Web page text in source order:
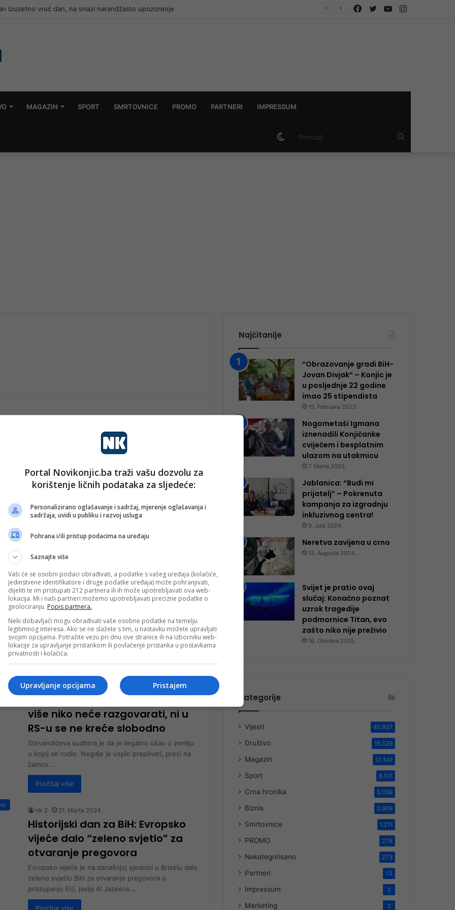
izuzetno vruć dan, na snazi narandžasto upozorenje YouTube
Twitter
Facebook
MAGAZIN SPORT SMRTOVNICE PROMO PARTNERI IMPRESSUM
Switch
1. Septembra 2025.
Severina u Briselu govorila o
zahtjev za institucije EU
slovenskim Institutom “8. mart” predala Evropskoj
komisiji potpise Evropske građanske inicijative…
Pročitaj više
nk 2 11. Aprila 2025.
Brisel gluh na molbe iz BiH:
EUFOR neće hapsiti odbjeglog
vođu bosanskih Srba
Molbe iz Bosne i Hercegovine za pomoć vojnika EU u
hapšenju jednog od vodećih srpskih političara pale su
na gluhe…
nk 1 19. Marta 2025.
Konaković iz Brisela: S Dodikom
više niko neće razgovarati, ni u
RS-u se ne kreće slobodno
Stevandićeva sudbina je da je ilegalno ušao u zemlju
u kojoj se rodio. Negdje je uspio preplivati, preći na
čamcu…
Pročitaj više
nk 2 21. Marta 2024.
Historijski dan za BiH: Evropsko
vijeće dalo “zeleno svjetlo” za
otvaranje pregovora
Evropsko vijeće je na današnjoj sjednici u Briselu dalo
zeleno svjetlo BiH za otvaranje pregovora o
pristupanju EU, javlja Al Jazeera.…
Pročitaj više
Najčitanije
“Obrazovanje gradi BiH-
Jovan Divjak“ – Konjic je
u posljednje 22 godine
imao 25 ​​stipendista
15. Februara 2023.
Nogometaši Igmana
iznenadili Konjičanke
cvijećem i besplatnim
ulazom na utakmicu
7. Marta 2025.
Jablanica: “Budi mi
prijatelj” – Pokrenuta
kampanja za izgradnju
inkluzivnog centra!
9. Jula 2024.
Neretva zavijena u crno
13. Augusta 2024.
Svijet je pratio ovaj
slučaj: Konačno poznat
uzrok tragedije
podmornice Titan, evo
zašto niko nije preživio
16. Oktobra 2025.
Kategorije
Vijesti 45.937
Društvo 18.529
Magazin 12.541
Sport 8.511
Crna hronika 5.039
Biznis 2.909
Smrtovnice 1.211
PROMO 278
Nekategorisano 273
Partneri 13
Impressum 2
Marketing 2
Portal Novikonjic.ba traži vašu dozvolu za
korištenje ličnih podataka za sljedeće:
Personalizirano oglašavanje i sadržaj, mjerenje oglašavanja i
sadržaja, uvidi u publiku i razvoj usluga
Pohrana i/ili pristup podacima na uređaju
Saznajte više
Vaši će se osobni podaci obrađivati, a podatke s vašeg uređaja (kolačiće,
jedinstvene identifikatore i druge podatke uređaja) može pohranjivati,
dijeliti te im pristupati 212 partnera ili ih može upotrebljavati ova web-
lokacija. Mi i naši partneri možemo upotrebljavati precizne podatke o
geolociranju. Popis partnera.
Neki dobavljači mogu obrađivati vaše osobne podatke na temelju
legitimnog interesa. Ako se ne slažete s tim, u nastavku možete upravljati
svojim opcijama. Potražite vezu pri dnu ove stranice ili na izborniku web-
lokacije za upravljanje pristankom ili povlačenje pristanka u postavkama
privatnosti i kolačića.
Pristajem
Upravljanje opcijama